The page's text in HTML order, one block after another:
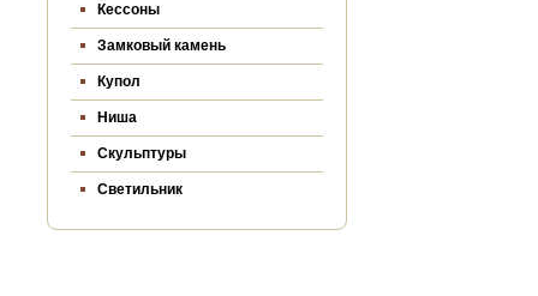
Кессоны
Замковый камень
Купол
Ниша
Скульптуры
Светильник